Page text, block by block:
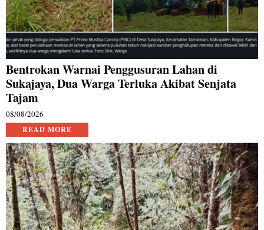
Bentrokan Warnai Penggusuran Lahan di
Sukajaya, Dua Warga Terluka Akibat Senjata
Tajam
08/08/2026
READ MORE